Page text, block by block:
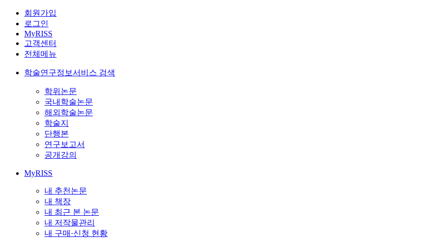
회원가입
로그인
MyRISS
고객센터
전체메뉴
학술연구정보서비스 검색
학위논문
국내학술논문
해외학술논문
학술지
단행본
연구보고서
공개강의
MyRISS
내 추천논문
내 책장
내 최근 본 논문
내 저작물관리
내 구매·신청 현황